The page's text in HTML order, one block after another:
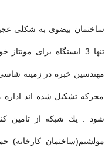
مهندسین خبره در زمینه
محركه تشكیل شده اند اداره
شود . یك شبكه از تامین
مولشیم(ساختمان